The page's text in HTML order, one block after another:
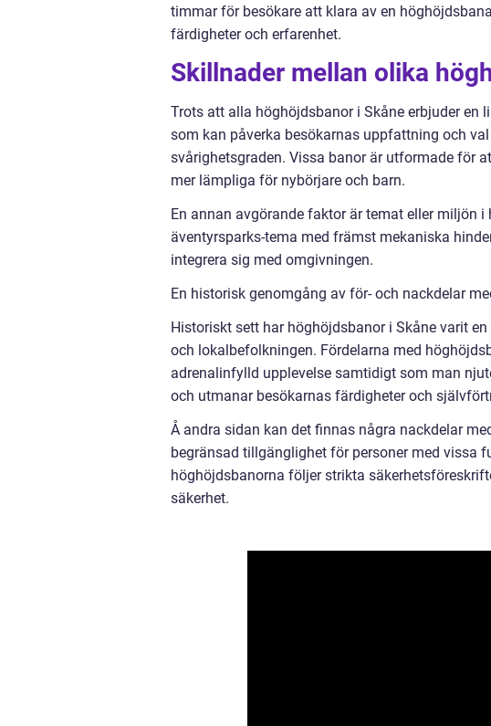
timmar för besökare att klara av en
färdigheter och erfarenhet.
Skillnader mellan olika
Trots att alla höghöjdsbanor i Skåne erbjuder en
som kan påverka besökarnas uppfattning och
svårighetsgraden. Vissa banor är utformade för
mer lämpliga för nybörjare och barn.
En annan avgörande faktor är temat eller miljön
äventyrsparks-tema med främst mekaniska
integrera sig med omgivningen.
En historisk genomgång av för- och nackdelar
Historiskt sett har höghöjdsbanor i Skåne varit
och lokalbefolkningen. Fördelarna med
adrenalinfylld upplevelse samtidigt som man
och utmanar besökarnas färdigheter och
Å andra sidan kan det finnas några nackdelar
begränsad tillgänglighet för personer med vissa
höghöjdsbanorna följer strikta
säkerhet.